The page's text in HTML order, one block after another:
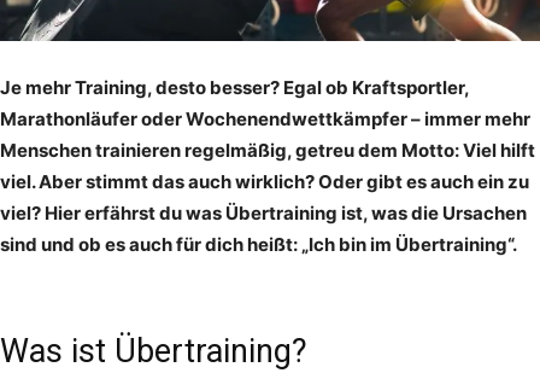
Je mehr Training, desto besser? Egal ob Kraftsportler,
Marathonläufer oder Wochenendwettkämpfer – immer mehr
Menschen trainieren regelmäßig, getreu dem Motto: Viel hilft
viel. Aber stimmt das auch wirklich? Oder gibt es auch ein zu
viel? Hier erfährst du was Übertraining ist, was die Ursachen
sind und ob es auch für dich heißt: „Ich bin im Übertraining“.
Was ist Übertraining?